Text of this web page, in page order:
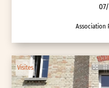
Association
Visites